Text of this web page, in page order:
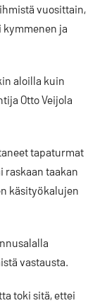
vuosittain,
kymmenen ja
aloilla kuin
Otto Veijola
tapaturmat
raskaan taakan
käsityökalujen
vastausta.
toki sitä, ettei